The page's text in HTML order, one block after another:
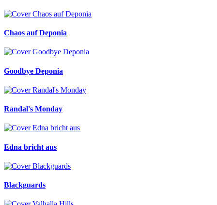
Chaos auf Deponia
Goodbye Deponia
Randal's Monday
Edna bricht aus
Blackguards